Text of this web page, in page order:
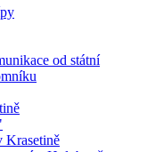
od státní
Krasetině